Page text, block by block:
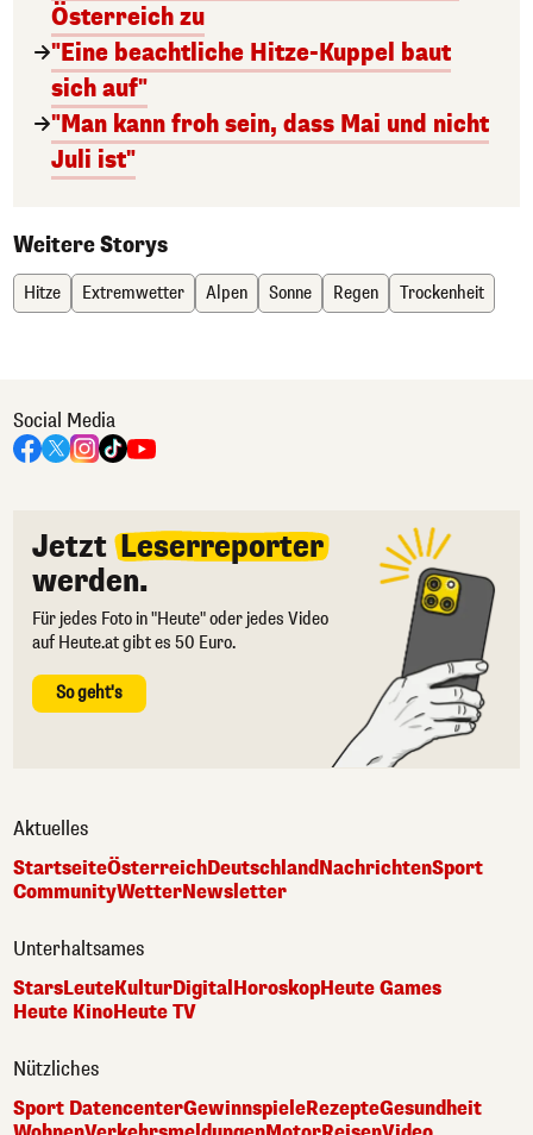
Österreich zu
"Eine beachtliche Hitze-Kuppel baut
sich auf"
"Man kann froh sein, dass Mai und nicht
Juli ist"
Weitere Storys
Hitze Extremwetter Alpen Sonne Regen Trockenheit
Social Media
Jetzt Leserreporter
werden.
Für jedes Foto in "Heute" oder jedes Video
auf Heute.at gibt es 50 Euro.
So geht's
Aktuelles
StartseiteÖsterreichDeutschlandNachrichtenSport
CommunityWetterNewsletter
Unterhaltsames
StarsLeuteKulturDigitalHoroskopHeute Games
Heute KinoHeute TV
Nützliches
Sport DatencenterGewinnspieleRezepteGesundheit